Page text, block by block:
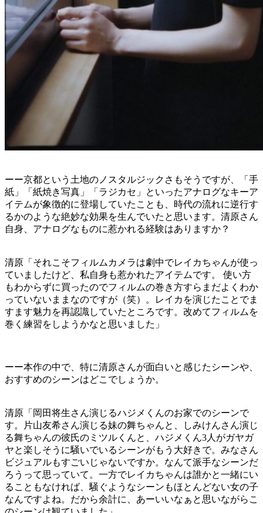
ーー京都という土地のノスタルジックさもそうですが、「手
紙」「紙焼き写真」「ラジカセ」といったアナログなキーア
イテムが象徴的に登場していたことも、時代の流れに逆行す
るかのような絶妙な効果を生んでいたと思います。清原さん
自身、アナログなものに惹かれる経験はありますか？
清原「それこそフィルムカメラは劇中でレイカちゃんが使っ
ていましたけど、私自身も惹かれたアイテムです。 使い方
もわからずに買ったのでフィルムの巻き方すらまだよくわか
っていないままなのですが（笑）。レイカを演じたことでま
すます魅力を再認識していたところです。改めてフィルムを
巻く練習をしようかなと思いました」
ーー本作の中で、特に清原さんが面白いと感じたシーンや、
おすすめのシーンはどこでしょうか。
清原「岡田将生さん演じるハジメくんのお家でのシーンで
す。片山友希さん演じる妹の舞ちゃんと、しみけんさん演じ
る舞ちゃんの彼氏のミツルくんと、ハジメくん3人がガヤガ
ヤと楽しそうに騒いでいるシーンがもう大好きで。みなさん
ビジュアルもすごいじゃないですか。なんて派手なシーンだ
ろうって思っていて。一方でレイカちゃんは誰かと一緒にい
ることもなければ、騒ぐようなシーンもほとんどない女の子
なんですよね。だから余計に、あーいいなぁと思いながらこ